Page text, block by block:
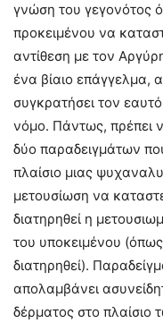
γνώση του γεγονότος
προκειμένου να
αντίθεση με τον
ένα βίαιο επάγγελμα,
συγκρατήσει τον
νόμο. Πάντως, πρέπει
δύο παραδειγμάτων
πλαίσιο μιας
μετουσίωση να
διατηρηθεί η
του υποκειμένου
διατηρηθεί).
απολαμβάνει
δέρματος στο πλαίσιο